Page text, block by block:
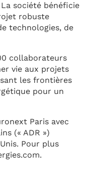
La société bénéficie
robuste
technologies, de
collaborateurs
vie aux projets
les frontières
pour un
Paris avec
(« ADR »)
Pour plus